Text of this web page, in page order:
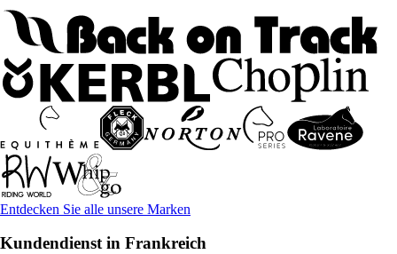
Entdecken Sie alle unsere Marken
Kundendienst in Frankreich